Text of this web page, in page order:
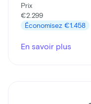
Prix
€2.299
Économisez €1.458
En savoir plus